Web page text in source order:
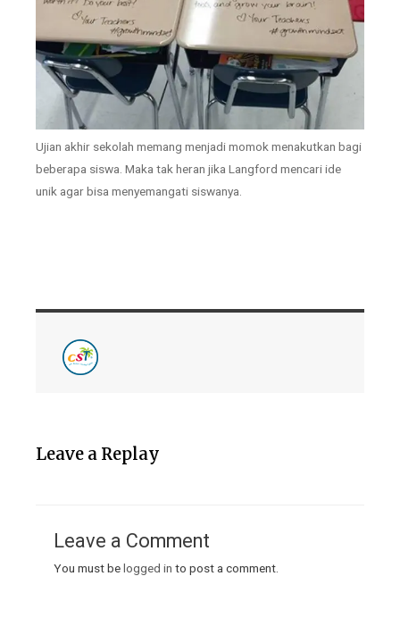
Ujian akhir sekolah memang menjadi momok menakutkan bagi
beberapa siswa. Maka tak heran jika Langford mencari ide
unik agar bisa menyemangati siswanya.
Leave a Replay
Leave a Comment
You must belogged in to post a comment.